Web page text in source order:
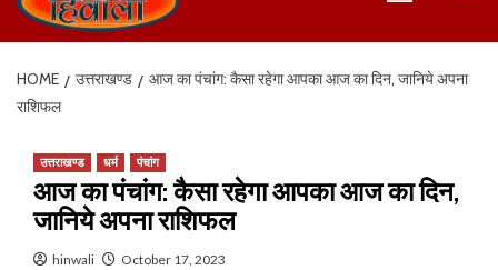
HOME उत्तराखण्ड
आज का पंचांग: कैसा रहेगा आपका आज का दिन, जानिये अपना
राशिफल
उत्तराखण्ड धर्म पंचांग
आज का पंचांग: कैसा रहेगा आपका आज का दिन,
जानिये अपना राशिफल
hinwali October 17, 2023